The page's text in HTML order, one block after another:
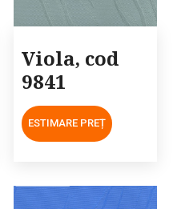
Viola, cod
9841
ESTIMARE PREȚ